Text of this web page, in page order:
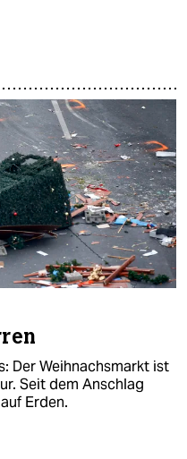
Der Weihnachsmarkt ist
Seit dem Anschlag
Erden.